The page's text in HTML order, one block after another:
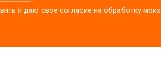
я даю свое согласие на обработку моих